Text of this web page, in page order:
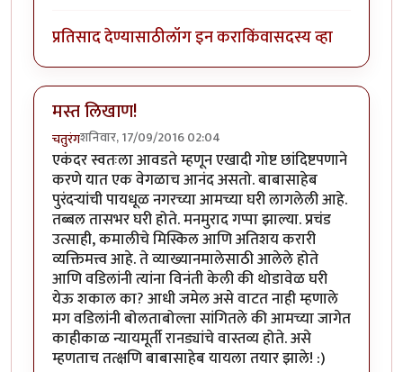
प्रतिसाद देण्यासाठीलॉग इन कराकिंवासदस्य व्हा
मस्त लिखाण!
चतुरंगशनिवार, 17/09/2016 02:04
एकंदर स्वतःला आवडते म्हणून एखादी गोष्ट छांदिष्टपणाने
करणे यात एक वेगळाच आनंद असतो. बाबासाहेब
पुरंदर्‍यांची पायधूळ नगरच्या आमच्या घरी लागलेली आहे.
तब्बल तासभर घरी होते. मनमुराद गप्पा झाल्या. प्रचंड
उत्साही, कमालीचे मिस्किल आणि अतिशय करारी
व्यक्तिमत्त्व आहे. ते व्याख्यानमालेसाठी आलेले होते
आणि वडिलांनी त्यांना विनंती केली की थोडावेळ घरी
येऊ शकाल का? आधी जमेल असे वाटत नाही म्हणाले
मग वडिलांनी बोलताबोल्ता सांगितले की आमच्या जागेत
काहीकाळ न्यायमूर्ती रानड्यांचे वास्तव्य होते. असे
म्हणताच तत्क्षणि बाबासाहेब यायला तयार झाले! :)